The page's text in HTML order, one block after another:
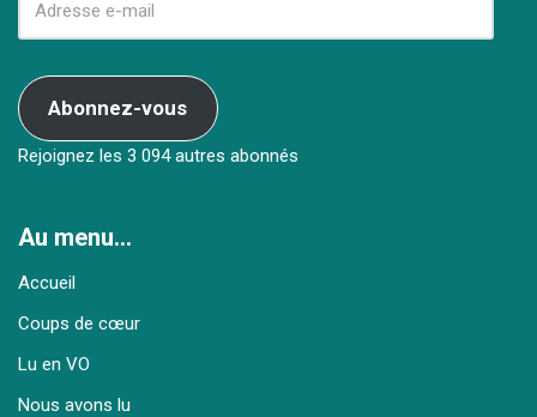
Abonnez-vous
Rejoignez les 3 094 autres abonnés
Au menu…
Accueil
Coups de cœur
Lu en VO
Nous avons lu